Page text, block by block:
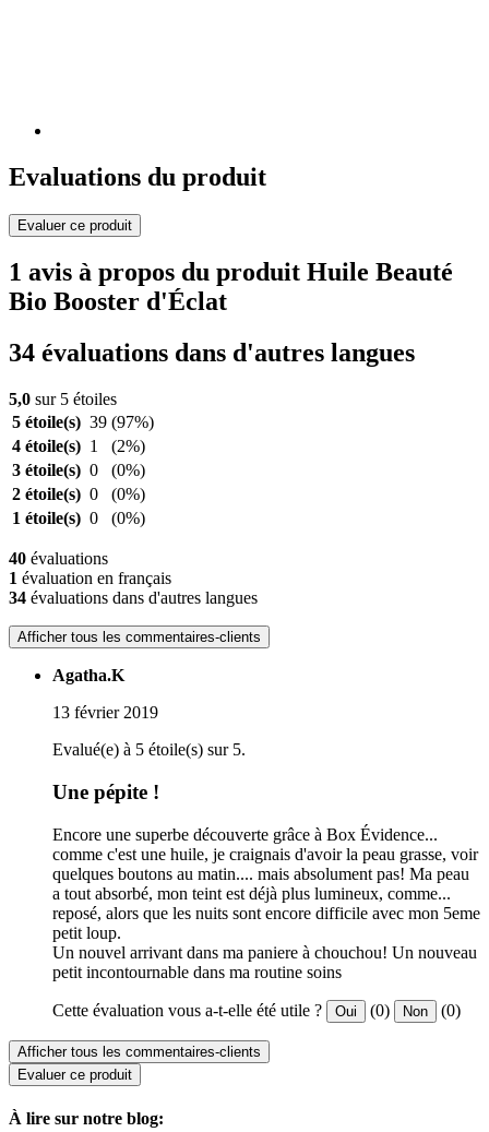
Evaluations du produit
Evaluer ce produit
1 avis à propos du produit Huile Beauté
Bio Booster d'Éclat
34 évaluations dans d'autres langues
5,0 sur 5 étoiles
5 étoile(s) 39 (97%)
4 étoile(s) 1
(2%)
3 étoile(s) 0
(0%)
2 étoile(s) 0
(0%)
1 étoile(s) 0 (0%)
40 évaluations
1 évaluation en français
34 évaluations dans d'autres langues
Afficher tous les commentaires-clients
Agatha.K
13 février 2019
Evalué(e) à 5 étoile(s) sur 5.
Une pépite !
Encore une superbe découverte grâce à Box Évidence...
comme c'est une huile, je craignais d'avoir la peau grasse, voir
quelques boutons au matin.... mais absolument pas! Ma peau
a tout absorbé, mon teint est déjà plus lumineux, comme...
reposé, alors que les nuits sont encore difficile avec mon 5eme
petit loup.
Un nouvel arrivant dans ma paniere à chouchou! Un nouveau
petit incontournable dans ma routine soins
Cette évaluation vous a-t-elle été utile ? Oui (0) Non (0)
Afficher tous les commentaires-clients
Evaluer ce produit
À lire sur notre blog: